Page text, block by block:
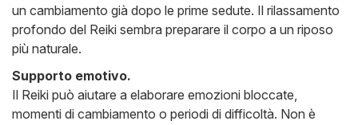
un cambiamento già dopo le prime sedute. Il rilassamento
profondo del Reiki sembra preparare il corpo a un riposo
più naturale.
Supporto emotivo.
Il Reiki può aiutare a elaborare emozioni bloccate,
momenti di cambiamento o periodi di difficoltà. Non è